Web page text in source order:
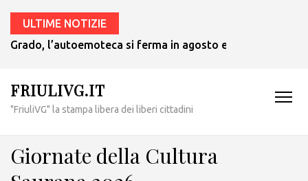
ULTIME NOTIZIE
Grado, l’autoemoteca si ferma in agosto e ritornerà in
FRIULIVG.IT
"FriuliVG" la stampa libera dei liberi cittadini
Giornate della Cultura